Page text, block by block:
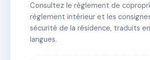
✓ Immatriculée 🏠 131 lots 🏗 1
📞 Contacter Syndic Digital
Consultez le règlement de
règlement intérieur et les
sécurité de la résidence, traduits
langues.